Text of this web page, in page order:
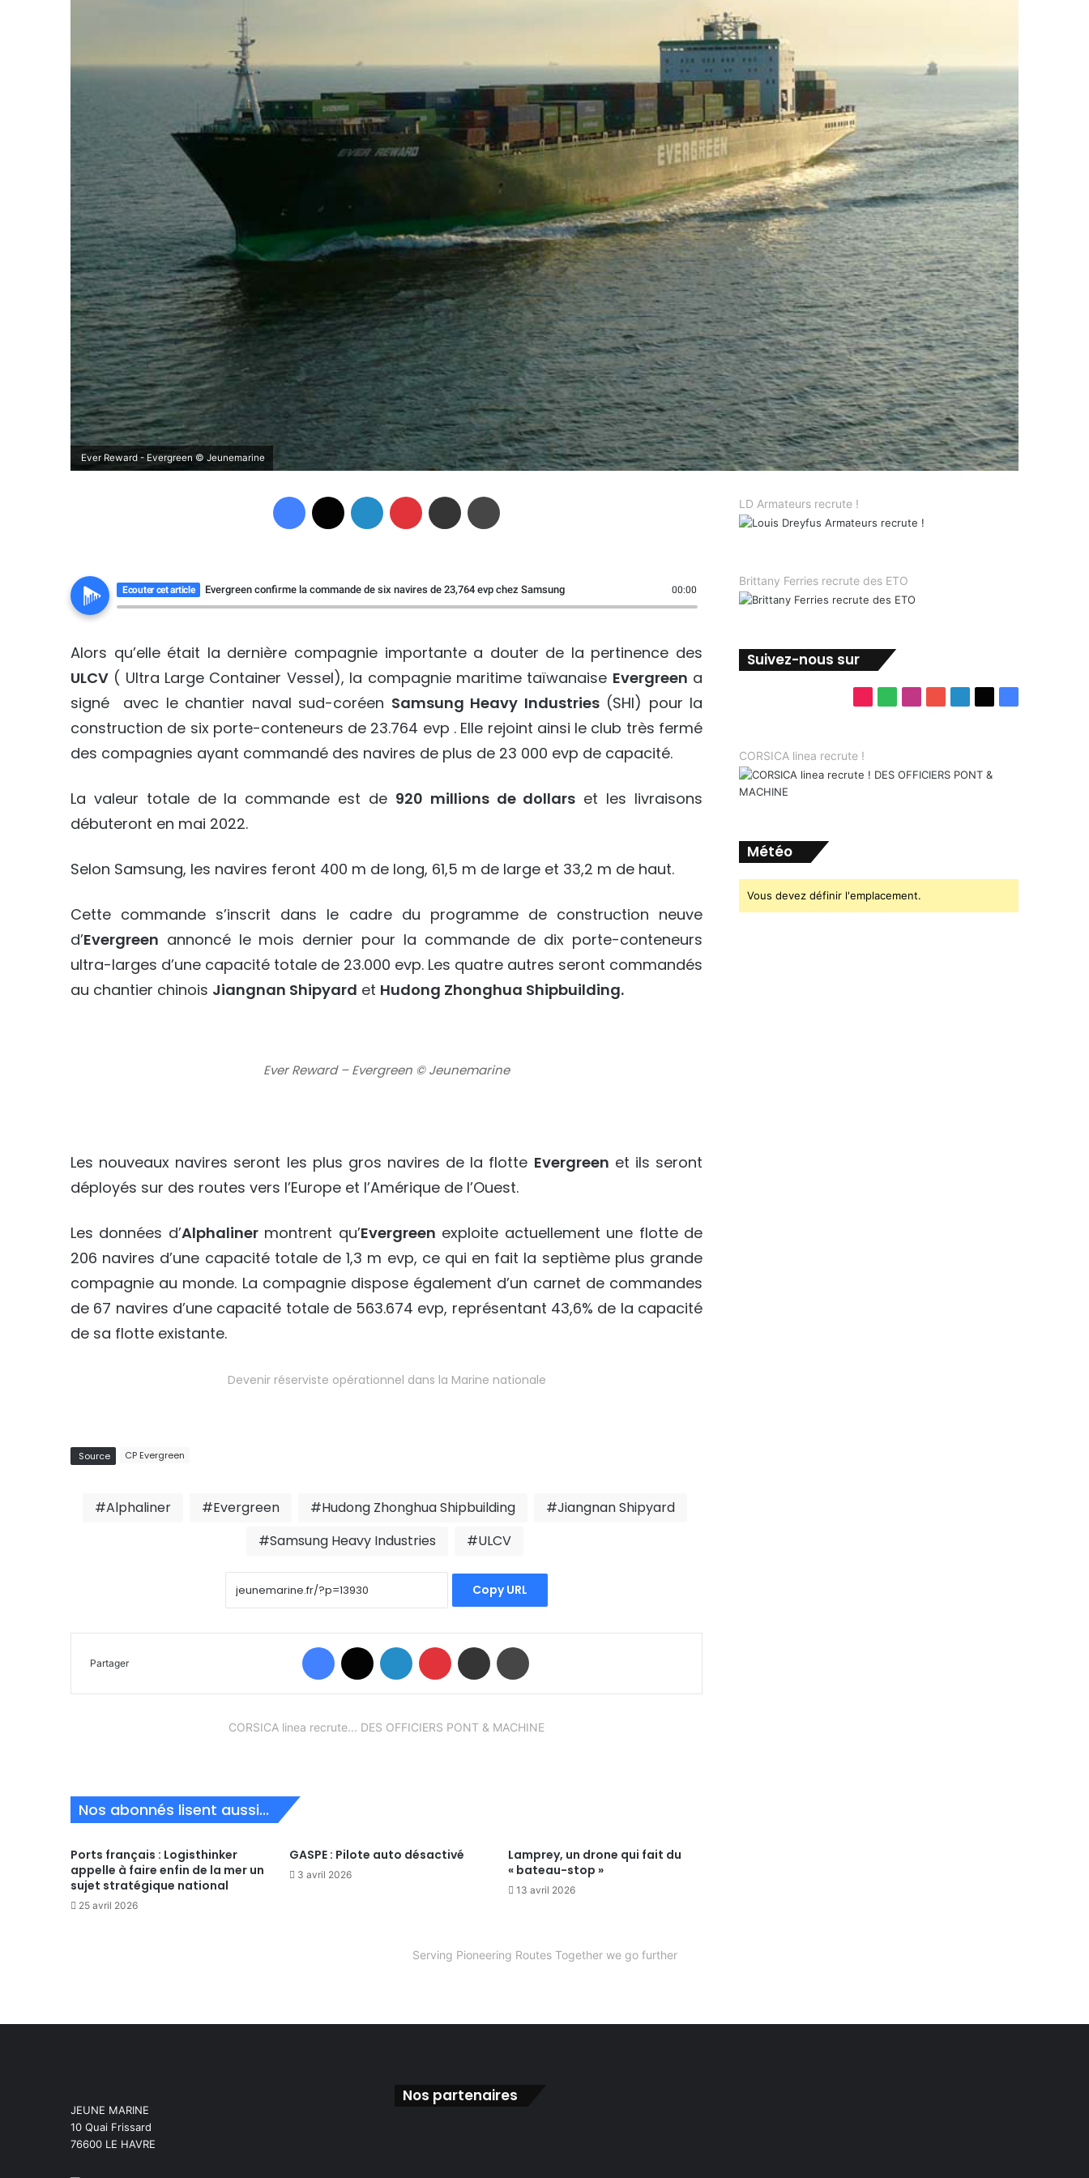
Ever Reward - Evergreen © Jeunemarine
Facebook Linkedin Pinterest Partager par email
Ecouter cet article Evergreen confirme la commande de six navires de 23,764 evp chez Samsung 00:00
Alors qu’elle était la dernière compagnie importante a douter de la pertinence des
ULCV ( Ultra Large Container Vessel), la compagnie maritime taïwanaise Evergreen a
signé avec le chantier naval sud-coréen Samsung Heavy Industries(SHI) pour la
construction de six porte-conteneurs de 23.764 evp . Elle rejoint ainsi le club très fermé
des compagnies ayant commandé des navires de plus de 23 000 evp de capacité.
La valeur totale de la commande est de 920 millions de dollars et les livraisons
débuteront en mai 2022.
Selon Samsung, les navires feront 400 m de long, 61,5 m de large et 33,2 m de haut.
Cette commande s’inscrit dans le cadre du programme de construction neuve
d’Evergreen annoncé le mois dernier pour la commande de dix porte-conteneurs
ultra-larges d’une capacité totale de 23.000 evp. Les quatre autres seront commandés
au chantier chinois Jiangnan Shipyard et Hudong Zhonghua Shipbuilding.
Ever Reward – Evergreen © Jeunemarine
Les nouveaux navires seront les plus gros navires de la flotte Evergreen et ils seront
déployés sur des routes vers l’Europe et l’Amérique de l’Ouest.
Les données d’Alphalinermontrent qu’Evergreen exploite actuellement une flotte de
206 navires d’une capacité totale de 1,3 m evp, ce qui en fait la septième plus grande
compagnie au monde. La compagnie dispose également d’un carnet de commandes
de 67 navires d’une capacité totale de 563.674 evp, représentant 43,6% de la capacité
de sa flotte existante.
Devenir réserviste opérationnel dans la Marine nationale
Source CP Evergreen
Alphaliner Evergreen Hudong Zhonghua Shipbuilding
Jiangnan Shipyard
Samsung Heavy Industries
ULCV
Copy URL
Partager
Facebook Linkedin Pinterest Partager par email
CORSICA linea recrute... DES OFFICIERS PONT & MACHINE
Nos abonnés lisent aussi...
Ports français : Logisthinker
appelle à faire enfin de la mer un
sujet stratégique national
25 avril 2026
GASPE : Pilote auto désactivé
3 avril 2026
Lamprey, un drone qui fait du
« bateau-stop »
13 avril 2026
LD Armateurs recrute !
Brittany Ferries recrute des ETO
Suivez-nous sur
CORSICA linea recrute !
Météo
Vous devez définir l'emplacement.
Serving Pioneering Routes Together we go further
JEUNE MARINE
10 Quai Frissard
76600 LE HAVRE
Nos partenaires